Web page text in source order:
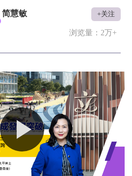
简慧敏 +关注
浏览量： 2万+